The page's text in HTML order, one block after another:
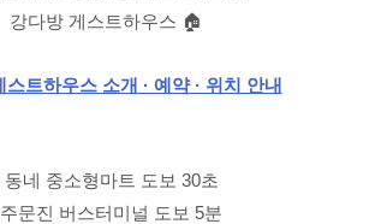
강다방 게스트하우스 🏠
스트하우스 소개 · 예약 · 위치 안내
동네 중소형마트 도보 30초
문진 버스터미널 도보 5분